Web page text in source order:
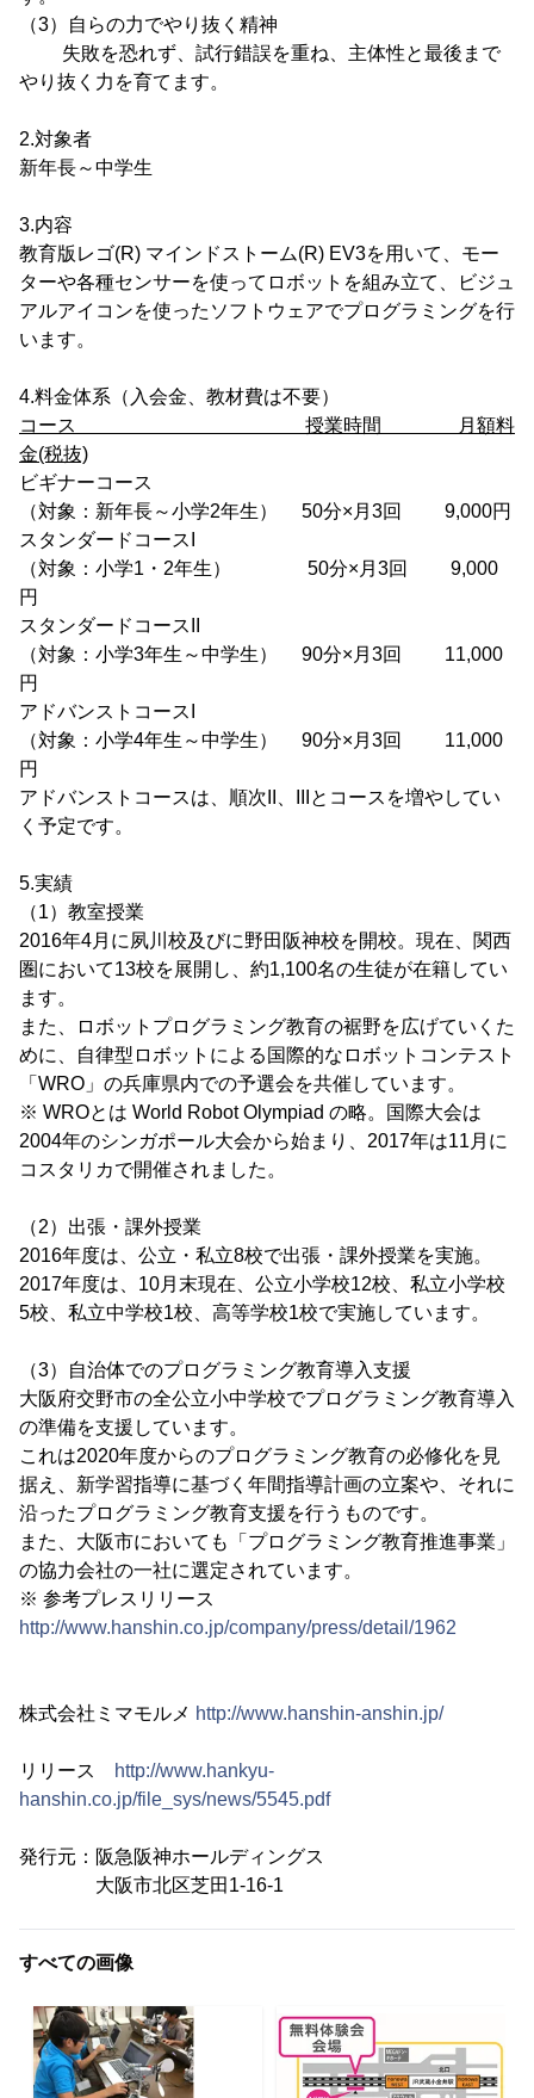
（3）自らの力でやり抜く精神
失敗を恐れず、試行錯誤を重ね、主体性と最後まで
やり抜く力を育てます。
2.対象者
新年長～中学生
3.内容
教育版レゴ(R) マインドストーム(R) EV3を用いて、モー
ターや各種センサーを使ってロボットを組み立て、ビジュ
アルアイコンを使ったソフトウェアでプログラミングを行
います。
4.料金体系（入会金、教材費は不要）
コース 授業時間 月額料
金(税抜)
ビギナーコース
（対象：新年長～小学2年生） 50分×月3回 9,000円
スタンダードコースI
（対象：小学1・2年生） 50分×月3回 9,000
円
スタンダードコースII
（対象：小学3年生～中学生） 90分×月3回 11,000
円
アドバンストコースI
（対象：小学4年生～中学生） 90分×月3回 11,000
円
アドバンストコースは、順次II、IIIとコースを増やしてい
く予定です。
5.実績
（1）教室授業
2016年4月に夙川校及びに野田阪神校を開校。現在、関西
圏において13校を展開し、約1,100名の生徒が在籍してい
ます。
また、ロボットプログラミング教育の裾野を広げていくた
めに、自律型ロボットによる国際的なロボットコンテスト
「WRO」の兵庫県内での予選会を共催しています。
※ WROとは World Robot Olympiad の略。国際大会は
2004年のシンガポール大会から始まり、2017年は11月に
コスタリカで開催されました。
（2）出張・課外授業
2016年度は、公立・私立8校で出張・課外授業を実施。
2017年度は、10月末現在、公立小学校12校、私立小学校
5校、私立中学校1校、高等学校1校で実施しています。
（3）自治体でのプログラミング教育導入支援
大阪府交野市の全公立小中学校でプログラミング教育導入
の準備を支援しています。
これは2020年度からのプログラミング教育の必修化を見
据え、新学習指導に基づく年間指導計画の立案や、それに
沿ったプログラミング教育支援を行うものです。
また、大阪市においても「プログラミング教育推進事業」
の協力会社の一社に選定されています。
※ 参考プレスリリース
http://www.hanshin.co.jp/company/press/detail/1962
株式会社ミマモルメ http://www.hanshin-anshin.jp/
リリース
http://www.hankyu-
hanshin.co.jp/file_sys/news/5545.pdf
発行元：阪急阪神ホールディングス
大阪市北区芝田1-16-1
すべての画像